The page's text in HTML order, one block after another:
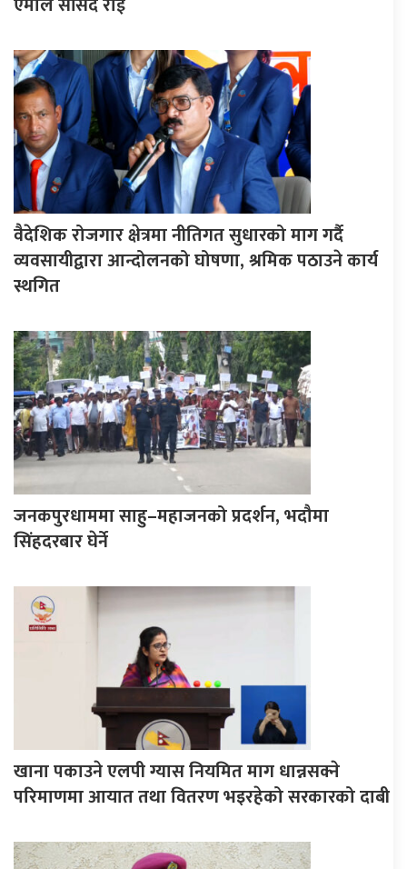
वैदेशिक रोजगार क्षेत्रमा नीतिगत सुधारको माग गर्दै
व्यवसायीद्वारा आन्दोलनको घोषणा, श्रमिक पठाउने कार्य
स्थगित
जनकपुरधाममा साहु–महाजनको प्रदर्शन, भदौमा
सिंहदरबार घेर्ने
खाना पकाउने एलपी ग्यास नियमित माग धान्नसक्ने
परिमाणमा आयात तथा वितरण भइरहेको सरकारको दाबी